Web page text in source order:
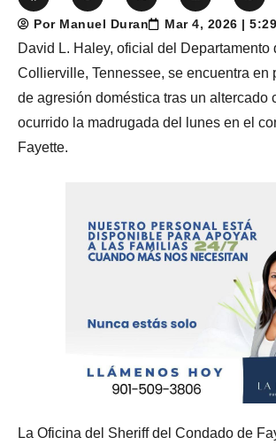
Por Manuel Duran Mar 4, 2026 |
David L. Haley, oficial del Departamento
Collierville, Tennessee, se encuentra en
de agresión doméstica tras un altercado
ocurrido la madrugada del lunes en el
Fayette.
La Oficina del Sheriff del Condado de